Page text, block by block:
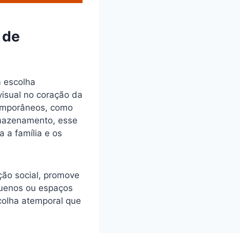
escolha
no coração da
como
esse
a família e os
social, promove
ou espaços
atemporal que